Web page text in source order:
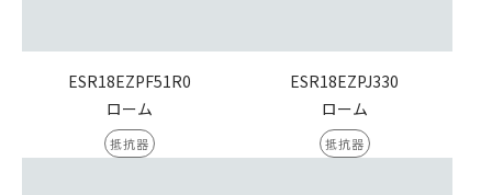
ESR18EZPF51R0
ローム
抵抗器
ESR18EZPJ330
ローム
抵抗器